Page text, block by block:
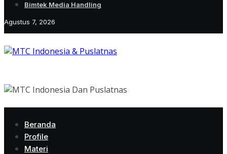
Bimtek Media Handling
Agustus 7, 2026
Beranda
Profile
Materi